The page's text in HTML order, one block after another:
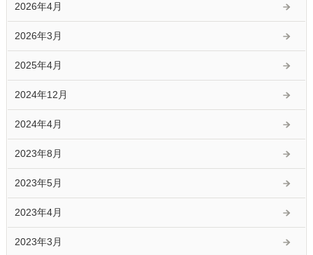
2026年4月
2026年3月
2025年4月
2024年12月
2024年4月
2023年8月
2023年5月
2023年4月
2023年3月